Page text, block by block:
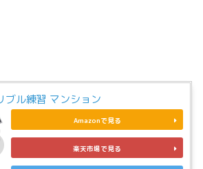
ブル練習 マンション
Amazonで見る
楽天市場で見る